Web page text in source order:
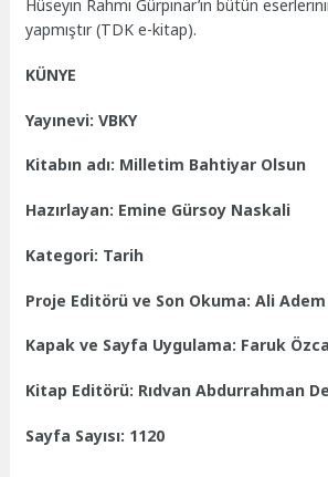
Hüseyin Rahmi Gürpınar’ın bütün
yapmıştır (TDK e-kitap).
KÜNYE
Yayınevi: VBKY
Kitabın adı: Milletim Bahtiyar Olsun
Hazırlayan: Emine Gürsoy Naskali
Kategori: Tarih
Proje Editörü ve Son Okuma: Ali
Kapak ve Sayfa Uygulama: Faruk
Kitap Editörü: Rıdvan Abdurrahman
Sayfa Sayısı: 1120